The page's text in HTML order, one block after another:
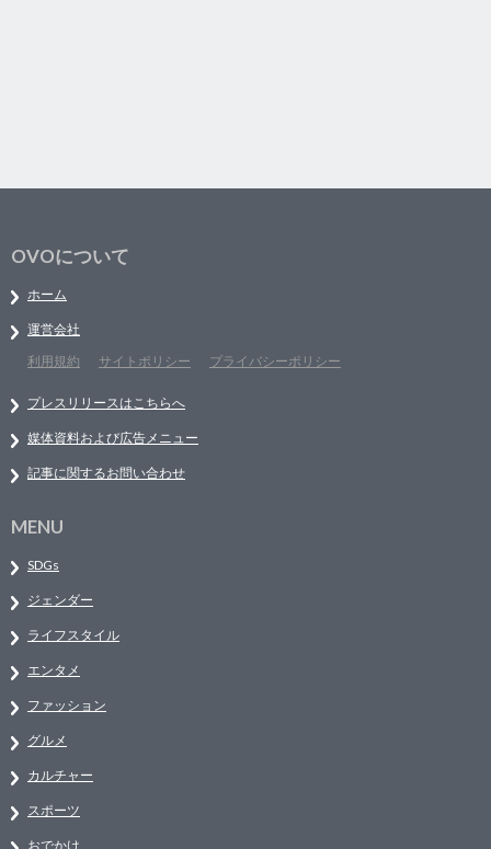
OVOについて
ホーム
運営会社
利用規約
サイトポリシー プライバシーポリシー
プレスリリースはこちらへ
媒体資料および広告メニュー
記事に関するお問い合わせ
MENU
SDGs
ジェンダー
ライフスタイル
エンタメ
ファッション
グルメ
カルチャー
スポーツ
おでかけ